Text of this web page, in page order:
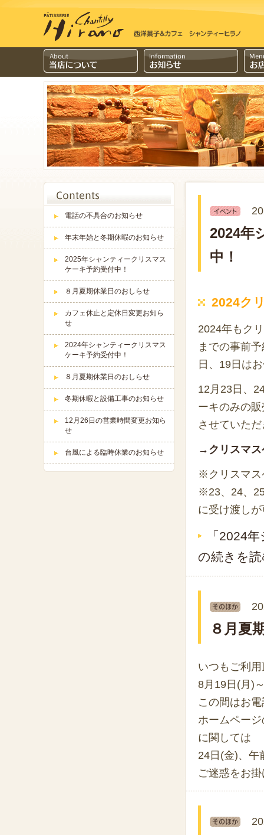
電話の不具合のお知らせ
年末年始と冬期休暇のお知らせ
2025年シャンティークリスマス
ケーキ予約受付中！
８月夏期休業日のおしらせ
カフェ休止と定休日変更お知ら
せ
2024年シャンティークリスマス
ケーキ予約受付中！
８月夏期休業日のおしらせ
冬期休暇と設備工事のお知らせ
12月26日の営業時間変更お知ら
せ
台風による臨時休業のお知らせ
2024年
中！
2024ク
2024年もク
までの事前
日、19日は
12月23日、
ーキのみの
させていた
→クリスマス
※クリスマス
※23、24、
に受け渡し
「2024
の続きを
８月夏
いつもご利
8月19日(月)
この間はお
ホームペー
に関しては
24日(金)、午
ご迷惑をお